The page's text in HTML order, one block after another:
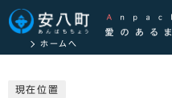
ホームへ
現在位置